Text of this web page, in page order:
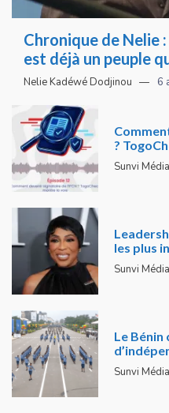
Chronique de Nelie
est déjà un peuple
Nelie Kadéwé Dodjinou 6
?
Sunvi Média
les plus
Sunvi Média
Le Bénin
Sunvi Média